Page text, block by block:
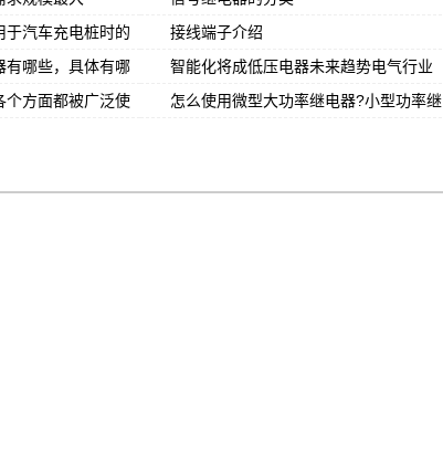
于汽车充电桩时的
接线端子介绍
有哪些，具体有哪
智能化将成低压电器未来趋势电气行业
个方面都被广泛使
怎么使用微型大功率继电器?小型功率继